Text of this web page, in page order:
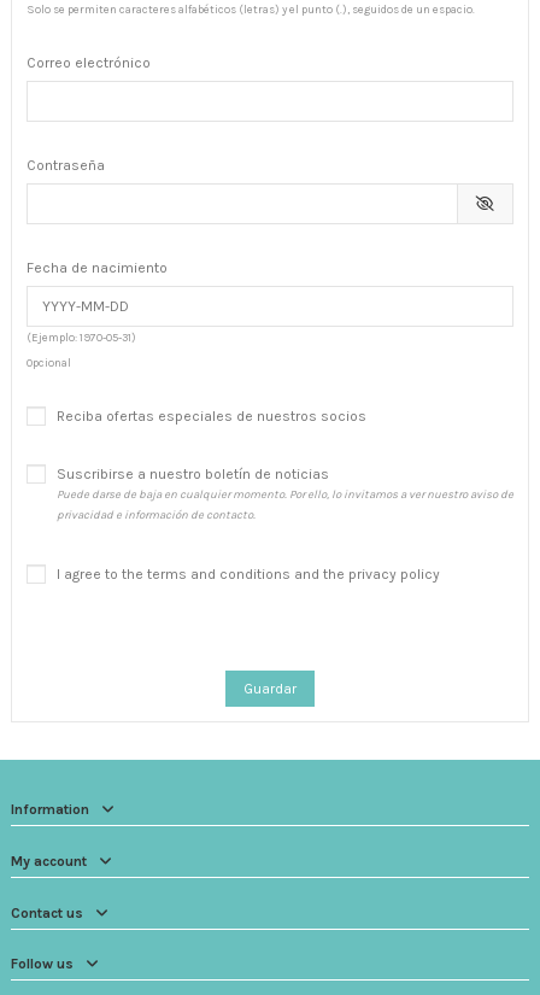
Solo se permiten caracteres alfabéticos (letras) y el punto (.), seguidos de un espacio.
Correo electrónico
Contraseña
Fecha de nacimiento
(Ejemplo: 1970-05-31)
Opcional
Reciba ofertas especiales de nuestros socios
Suscribirse a nuestro boletín de noticias
Puede darse de baja en cualquier momento. Por ello, lo invitamos a ver nuestro aviso de
privacidad e información de contacto.
I agree to the terms and conditions and the privacy policy
Guardar
Information
My account
Contact us
Follow us